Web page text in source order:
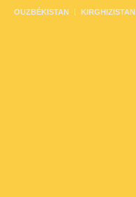
OUZBÉKISTAN KIRGHIZISTAN